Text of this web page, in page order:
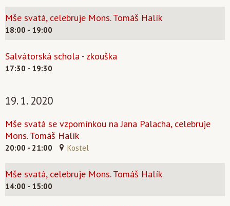
Mše svatá, celebruje Mons. Tomáš Halík
18:00 - 19:00
Salvátorská schola - zkouška
17:30 - 19:30
19. 1. 2020
Mše svatá se vzpomínkou na Jana Palacha, celebruje
Mons. Tomáš Halík
20:00 - 21:00 Kostel
Mše svatá, celebruje Mons. Tomáš Halík
14:00 - 15:00